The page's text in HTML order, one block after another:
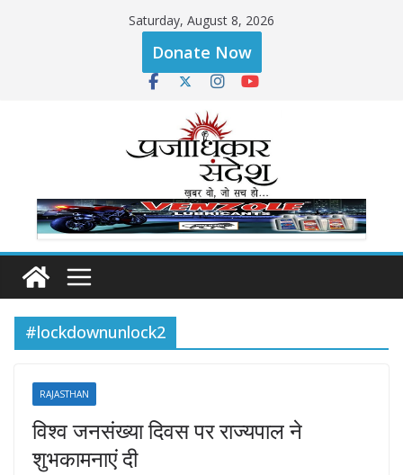
Saturday, August 8, 2026
Donate Now
#lockdownunlock2
RAJASTHAN
विश्व जनसंख्या दिवस पर राज्यपाल ने
शुभकामनाएं दी